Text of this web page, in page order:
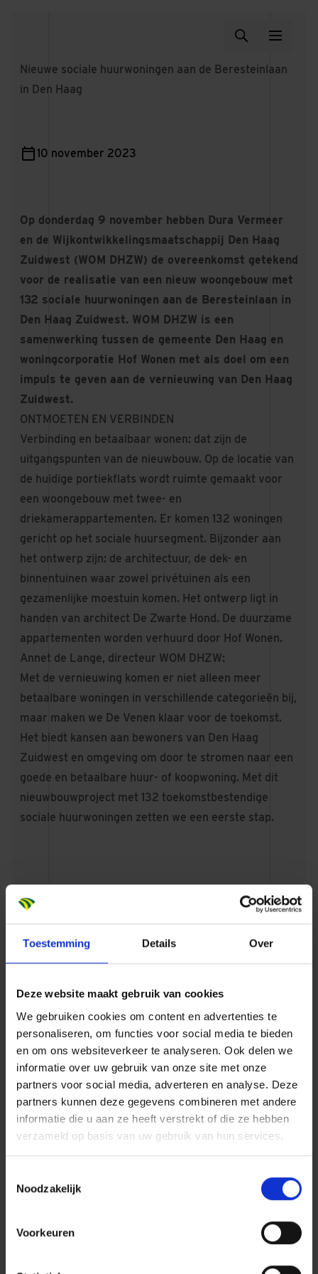
Toestemming Details Over
Deze website maakt gebruik van cookies
We gebruiken cookies om content en advertenties te
personaliseren, om functies voor social media te bieden
en om ons websiteverkeer te analyseren. Ook delen we
informatie over uw gebruik van onze site met onze
partners voor social media, adverteren en analyse. Deze
partners kunnen deze gegevens combineren met andere
informatie die u aan ze heeft verstrekt of die ze hebben
verzameld op basis van uw gebruik van hun services.
Noodzakelijk
Voorkeuren
Nieuwe sociale huurwoningen aan de Beresteinlaan
in Den Haag
10 november 2023
Op donderdag 9 november hebben Dura Vermeer
en de Wijkontwikkelingsmaatschappij Den Haag
Zuidwest (WOM DHZW) de overeenkomst getekend
voor de realisatie van een nieuw woongebouw met
132 sociale huurwoningen aan de Beresteinlaan in
Den Haag Zuidwest. WOM DHZW is een
samenwerking tussen de gemeente Den Haag en
woningcorporatie Hof Wonen met als doel om een
impuls te geven aan de vernieuwing van Den Haag
Zuidwest.
ONTMOETEN EN VERBINDEN
Verbinding en betaalbaar wonen: dat zijn de
uitgangspunten van de nieuwbouw. Op de locatie van
de huidige portiekflats wordt ruimte gemaakt voor
een woongebouw met twee- en
driekamerappartementen. Er komen 132 woningen
gericht op het sociale huursegment. Bijzonder aan
het ontwerp zijn: de architectuur, de dek- en
binnentuinen waar zowel privétuinen als een
gezamenlijke moestuin komen. Het ontwerp ligt in
handen van architect De Zwarte Hond. De duurzame
appartementen worden verhuurd door Hof Wonen.
Annet de Lange, directeur WOM DHZW:
Met de vernieuwing komen er niet alleen meer
betaalbare woningen in verschillende categorieën bij,
maar maken we De Venen klaar voor de toekomst.
Het biedt kansen aan bewoners van Den Haag
Zuidwest en omgeving om door te stromen naar een
goede en betaalbare huur- of koopwoning. Met dit
nieuwbouwproject met 132 toekomstbestendige
sociale huurwoningen zetten we een eerste stap.
mogelijk inheemse plantensoorten,
bieden ruimte aan de lokale
biodiversiteit.
DUURZAAM EN NATUURINCLUSIEF
Ook aan de Beresteinlaan kijkt Dura Vermeer naar
een groene, duurzame bijdrage. Onze bioloog gaf
invulling aan de ecologische en natuurinclusieve
maatregelen. Diverse nestkasten, insectenhotels en
plantensoorten, bieden ruimte aan de lokale